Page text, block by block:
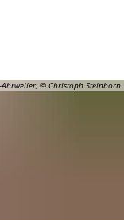
© Christoph Steinborn